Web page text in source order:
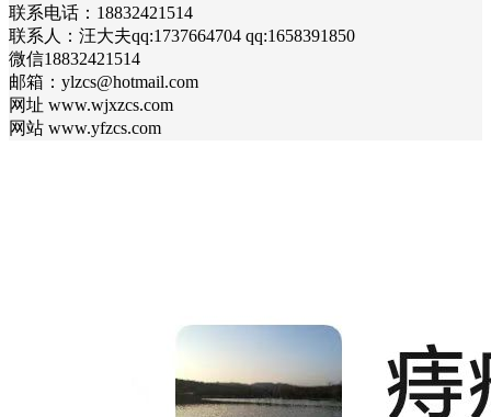
联系电话：18832421514
联系人：汪大夫qq:1737664704 qq:1658391850
微信18832421514
邮箱：ylzcs@hotmail.com
网址 www.wjxzcs.com
网站 www.yfzcs.com